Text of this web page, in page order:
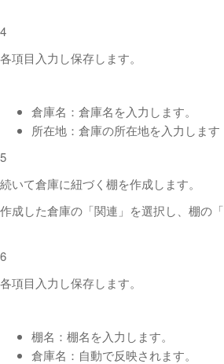
4
各項目入力し保存します。
倉庫名：倉庫名を入力します。
所在地：倉庫の所在地を入力します
5
続いて倉庫に紐づく棚を作成します。
作成した倉庫の「関連」を選択し、棚の「
6
各項目入力し保存します。
棚名：棚名を入力します。
倉庫名：自動で反映されます。